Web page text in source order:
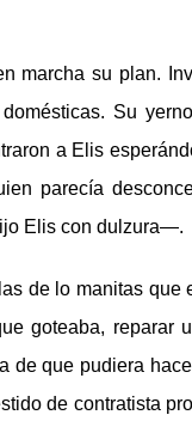
marcha su plan.
Su
a Elis
parecía
Elis con dulzura—.
de lo manitas
goteaba, reparar
de que pudiera
de contratista